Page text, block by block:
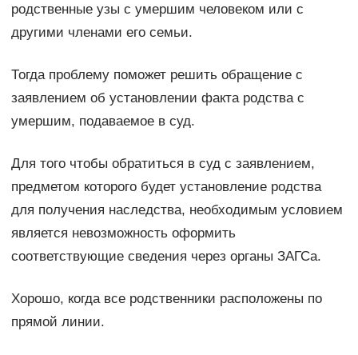
родственные узы с умершим человеком или с
другими членами его семьи.
Тогда проблему поможет решить обращение с
заявлением об установлении факта родства с
умершим, подаваемое в суд.
Для того чтобы обратиться в суд с заявлением,
предметом которого будет установление родства
для получения наследства, необходимым условием
является невозможность оформить
соответствующие сведения через органы ЗАГСа.
Хорошо, когда все родственники расположены по
прямой линии.